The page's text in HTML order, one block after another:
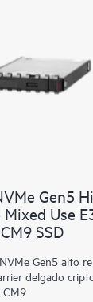
Gen5
Use
SSD
Gen5 alto
delgado
CM9